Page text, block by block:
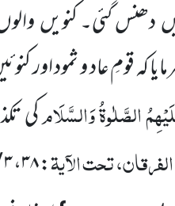
دھنس گئی۔ کنویں
کہ قومِ عاد و ثمود
الصَّلٰوۃُ وَالسَّلَامکی
تحت الآیۃ:۳۸،۳ / ۳۷۳